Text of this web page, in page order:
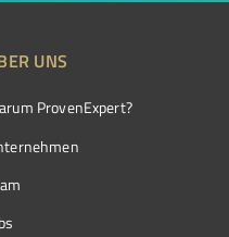
UNS
ProvenExpert?